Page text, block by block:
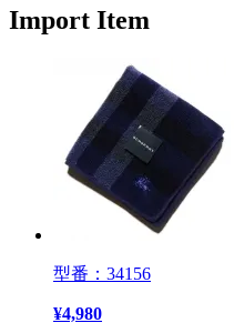
Import Item
型番：34156
¥4,980